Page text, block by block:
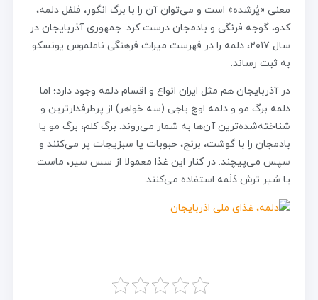
معنی «پُرشده» است و می‌توان آن را با برگ انگور، فلفل دلمه،
کدو، گوجه فرنگی و بادمجان درست کرد. جمهوری آذربایجان در
سال ۲۰۱۷، دلمه را در فهرست میراث فرهنگی ناملموس یونسکو
به ثبت رساند.
در آذربایجان هم مثل ایران انواع و اقسام دلمه وجود دارد؛ اما
دلمه برگ مو و دلمه اوچ باجی (سه خواهر) از پرطرفدارترین و
شناخته‌شده‌ترین آن‌ها به شمار می‌روند. برگ کلم، برگ مو یا
بادمجان را با گوشت، برنج، حبوبات یا سبزیجات پر می‌کنند و
سپس می‌پیچند. در کنار این غذا معمولا از سس سیر، ماست
یا شیر ترش دَلَمه استفاده می‌کنند.